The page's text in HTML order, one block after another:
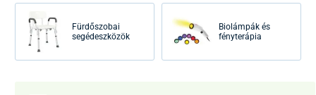
Fürdőszobai
segédeszközök
Biolámpák és
fényterápia